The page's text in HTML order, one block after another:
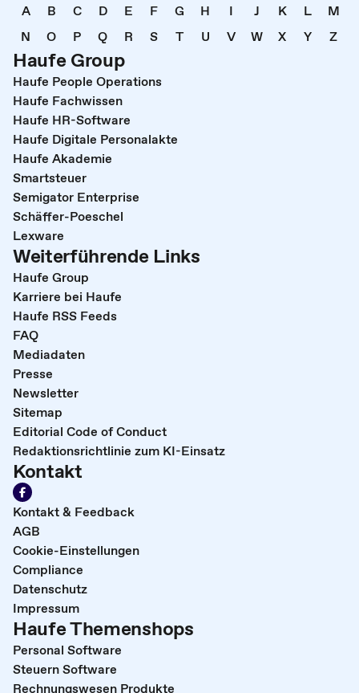
A B C D E F G H I J K L
M
N
O P Q R S T U V W X Y Z
Haufe Group
Haufe People Operations
Haufe Fachwissen
Haufe HR-Software
Haufe Digitale Personalakte
Haufe Akademie
Smartsteuer
Semigator Enterprise
Schäffer-Poeschel
Lexware
Weiterführende Links
Haufe Group
Karriere bei Haufe
Haufe RSS Feeds
FAQ
Mediadaten
Presse
Newsletter
Sitemap
Editorial Code of Conduct
Redaktionsrichtlinie zum KI-Einsatz
Kontakt
Kontakt & Feedback
AGB
Cookie-Einstellungen
Compliance
Datenschutz
Impressum
Haufe Themenshops
Personal Software
Steuern Software
Rechnungswesen Produkte